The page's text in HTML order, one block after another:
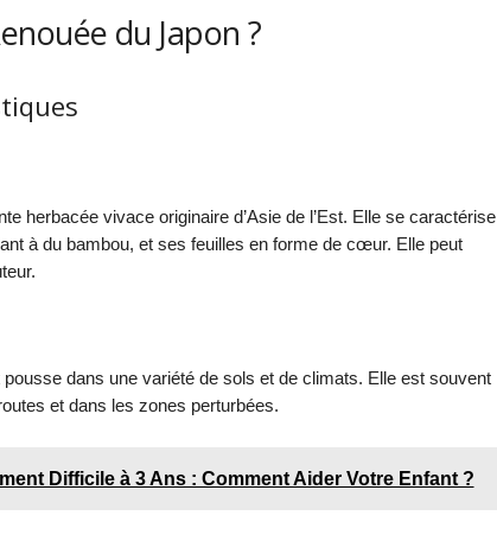
du Japon ?
herbacée vivace originaire d’Asie de l’Est. Elle se caractérise
à du bambou, et ses feuilles en forme de cœur. Elle peut
dans une variété de sols et de climats. Elle est souvent
et dans les zones perturbées.
Difficile à 3 Ans : Comment Aider Votre Enfant ?